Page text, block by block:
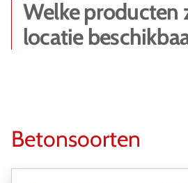
Welke producten
locatie
Betonsoorten